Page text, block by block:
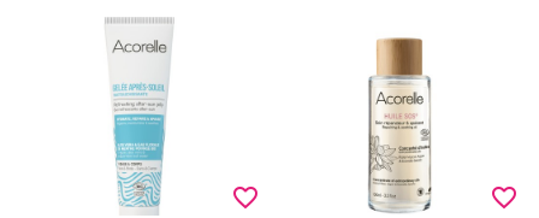
favorite_border favorite_border